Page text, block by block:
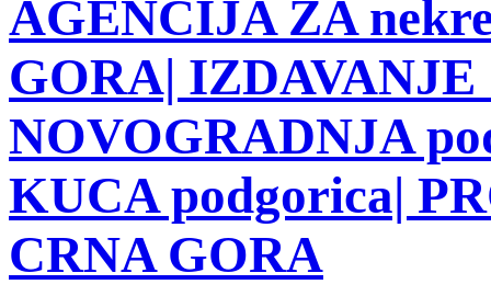
AGENCIJA ZA
GORA| IZDAVANJE
NOVOGRADNJA
KUCA podgorica|
CRNA GORA